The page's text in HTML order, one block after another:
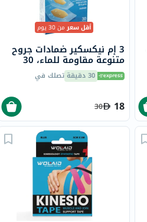
أقل سعرمن 30 يوم
3 إم نيكسكير ضمادات جروح
متنوعة مقاومة للماء، 30
قطعة 30 دقيقة تصلك في
18
30